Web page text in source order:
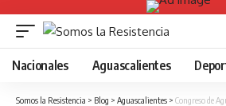
Nacionales Aguascalientes
Somos la Resistencia > Blog > Aguascalientes > Congreso de